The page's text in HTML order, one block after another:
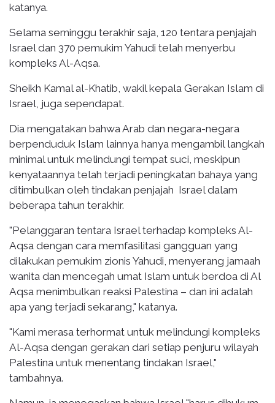
katanya.
Selama seminggu terakhir saja, 120 tentara penjajah
Israel dan 370 pemukim Yahudi telah menyerbu
kompleks Al-Aqsa.
Sheikh Kamal al-Khatib, wakil kepala Gerakan Islam di
Israel, juga sependapat.
Dia mengatakan bahwa Arab dan negara-negara
berpenduduk Islam lainnya hanya mengambil langkah
minimal untuk melindungi tempat suci, meskipun
kenyataannya telah terjadi peningkatan bahaya yang
ditimbulkan oleh tindakan penjajah Israel dalam
beberapa tahun terakhir.
"Pelanggaran tentara Israel terhadap kompleks Al-
Aqsa dengan cara memfasilitasi gangguan yang
dilakukan pemukim zionis Yahudi, menyerang jamaah
wanita dan mencegah umat Islam untuk berdoa di Al
Aqsa menimbulkan reaksi Palestina – dan ini adalah
apa yang terjadi sekarang," katanya.
"Kami merasa terhormat untuk melindungi kompleks
Al-Aqsa dengan gerakan dari setiap penjuru wilayah
Palestina untuk menentang tindakan Israel,"
tambahnya.